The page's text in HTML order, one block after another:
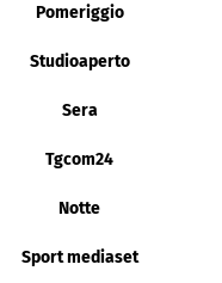
Pomeriggio
Studioaperto
Sera
Tgcom24
Notte
Sport mediaset